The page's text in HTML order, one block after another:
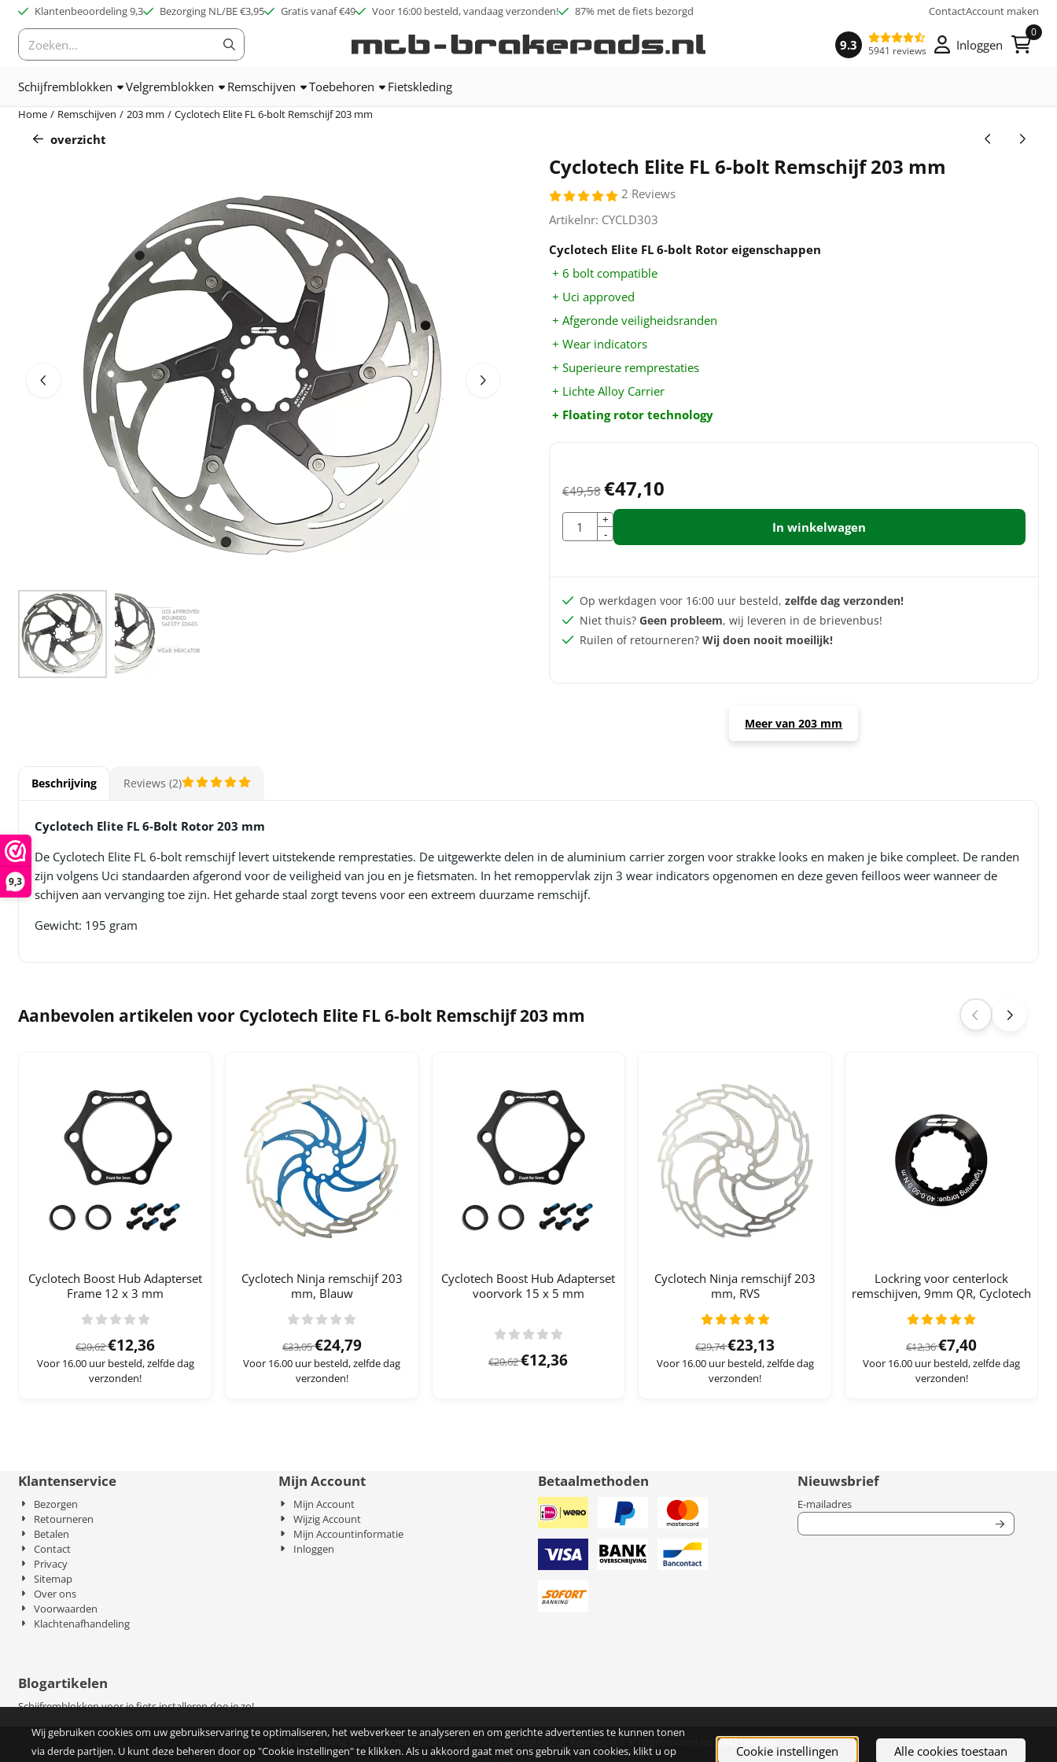
9,3
Cookievoorkeuren zijn beschikbaar. Kies instellingen of sta alle cookies toe.
Klantenbeoordeling 9,3 Bezorging NL/BE €3,95 Gratis vanaf €49 Voor 16:00 besteld, vandaag verzonden! 87% met de fiets bezorgd ContactAccount maken
Zoeken
9.3 5941 reviews Inloggen
0
Schijfremblokken Velgremblokken Remschijven Toebehoren Fietskleding
Home / Remschijven / 203 mm / Cyclotech Elite FL 6-bolt Remschijf 203 mm
overzicht
Cyclotech Elite FL 6-bolt Remschijf 203 mm
2 Reviews
Artikelnr: CYCLD303
Cyclotech Elite FL 6-bolt Rotor eigenschappen
+ 6 bolt compatible
+ Uci approved
+ Afgeronde veiligheidsranden
+ Wear indicators
+ Superieure remprestaties
+ Lichte Alloy Carrier
+ Floating rotor technology
€49,58 €47,10
Aantal
+
-
In winkelwagen
Op werkdagen voor 16:00 uur besteld,zelfde dag verzonden!
Niet thuis?Geen probleem, wij leveren in de brievenbus!
Ruilen of retourneren?Wij doen nooit moeilijk!
Meer van 203 mm
Beschrijving Reviews (2)
Cyclotech Elite FL 6-Bolt Rotor 203 mm
De Cyclotech Elite FL 6-bolt remschijf levert uitstekende remprestaties. De uitgewerkte delen in de aluminium carrier zorgen voor strakke looks en maken je bike compleet. De randen
zijn volgens Uci standaarden afgerond voor de veiligheid van jou en je fietsmaten. In het remoppervlak zijn 3 wear indicators opgenomen en deze geven feilloos weer wanneer de
schijven aan vervanging toe zijn. Het geharde staal zorgt tevens voor een extreem duurzame remschijf.
Gewicht: 195 gram
Aanbevolen artikelen voor Cyclotech Elite FL 6-bolt Remschijf 203 mm
Cyclotech Boost Hub Adapterset
Frame 12 x 3 mm
Van 20,62 voor 12,36
€20,62€12,36
Voor 16.00 uur besteld, zelfde dag
verzonden!
Cyclotech Ninja remschijf 203
mm, Blauw
Van 33,05 voor 24,79
€33,05€24,79
Voor 16.00 uur besteld, zelfde dag
verzonden!
Cyclotech Boost Hub Adapterset
voorvork 15 x 5 mm
Van 20,62 voor 12,36
€20,62€12,36
Cyclotech Ninja remschijf 203
mm, RVS
Van 29,74 voor 23,13
€29,74€23,13
Voor 16.00 uur besteld, zelfde dag
verzonden!
Lockring voor centerlock
remschijven, 9mm QR, Cyclotech
Van 12,36 voor 7,40
€12,36€7,40
Voor 16.00 uur besteld, zelfde dag
verzonden!
Klantenservice
Bezorgen
Retourneren
Betalen
Contact
Privacy
Sitemap
Over ons
Voorwaarden
Klachtenafhandeling
Mijn Account
Mijn Account
Wijzig Account
Mijn Accountinformatie
Inloggen
Betaalmethoden Nieuwsbrief
E-mailadresVul je e-mailadres in voor de nieuwsbrief
Blogartikelen
Schijfremblokken voor je fiets installeren doe je zo!
De waardering van www.mtb-brakepads.nl bij WebwinkelKeur Reviews
is 9.3/10 gebaseerd op 5942 reviews.
Wij gebruiken cookies om uw gebruikservaring te optimaliseren, het webverkeer te analyseren en om gerichte advertenties te kunnen tonen
via derde partijen. U kunt deze beheren door op "Cookie instellingen" te klikken. Als u akkoord gaat met ons gebruik van cookies, klikt u op
Cookie instellingen Alle cookies toestaan